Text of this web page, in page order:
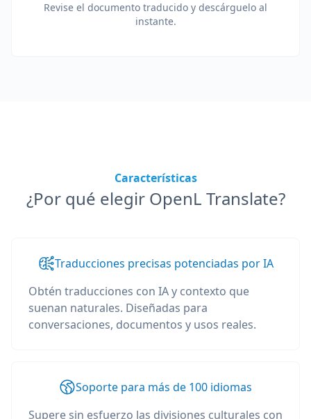
Revise el documento traducido y descárguelo al
instante.
Características
¿Por qué elegir OpenL Translate?
Traducciones precisas potenciadas por IA
Obtén traducciones con IA y contexto que
suenan naturales. Diseñadas para
conversaciones, documentos y usos reales.
Soporte para más de 100 idiomas
Supere sin esfuerzo las divisiones culturales con